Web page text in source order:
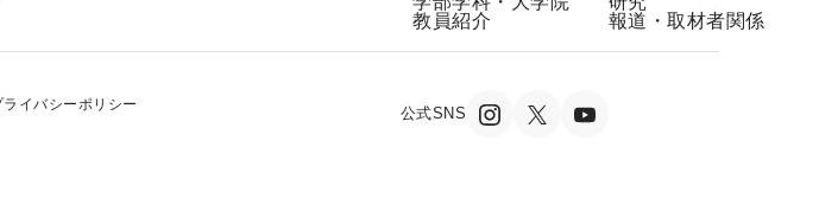
教員紹介
報道・取材者関係
ライバシーポリシー 公式SNS